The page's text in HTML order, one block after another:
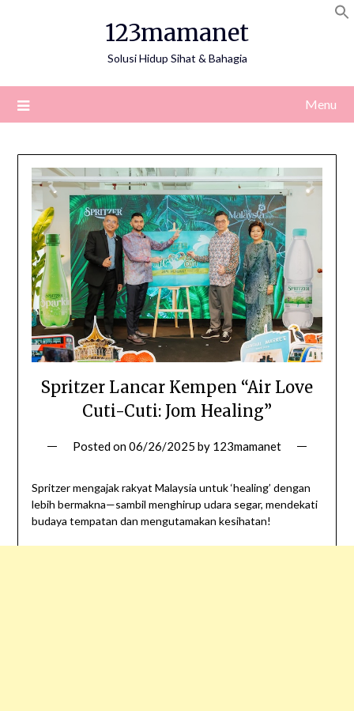
123mamanet
Solusi Hidup Sihat & Bahagia
Menu
Spritzer Lancar Kempen “Air Love
Cuti-Cuti: Jom Healing”
Posted on06/26/2025 by 123mamanet
Spritzer mengajak rakyat Malaysia untuk ‘healing’ dengan
lebih bermakna—sambil menghirup udara segar, mendekati
budaya tempatan dan mengutamakan kesihatan!